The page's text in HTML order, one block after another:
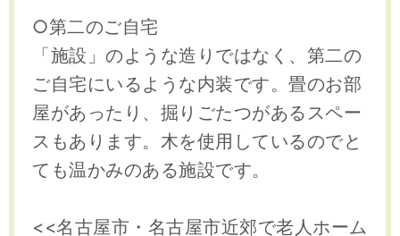
○第二のご自宅
「施設」のような造りではなく、第二の
ご自宅にいるような内装です。畳のお部
屋があったり、掘りごたつがあるスペー
スもあります。木を使用しているのでと
ても温かみのある施設です。
<<名古屋市・名古屋市近郊で老人ホーム